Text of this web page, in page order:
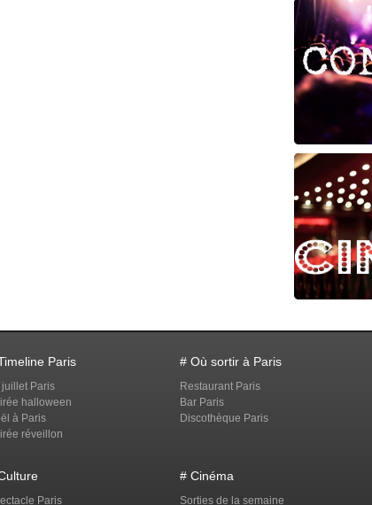
Paris
juillet Paris
halloween
à Paris
réveillon
# Où sortir à Paris
Restaurant Paris
Bar Paris
Discothèque Paris
Paris
# Cinéma
Sorties de la semaine